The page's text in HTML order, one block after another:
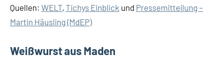
Quellen: WELT, Tichys Einblick und Pressemitteilung –
Martin Häusling (MdEP)
Weißwurst aus Maden